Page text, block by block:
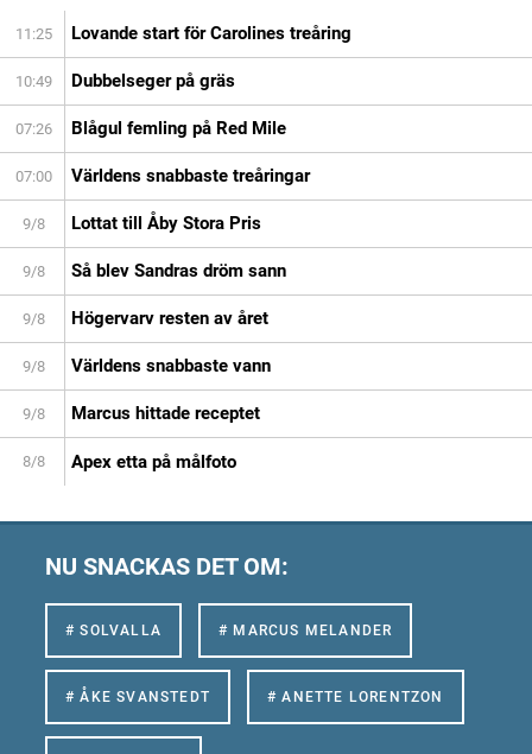
11:25 Lovande start för Carolines treåring
10:49 Dubbelseger på gräs
07:26 Blågul femling på Red Mile
07:00 Världens snabbaste treåringar
9/8 Lottat till Åby Stora Pris
9/8 Så blev Sandras dröm sann
9/8 Högervarv resten av året
9/8 Världens snabbaste vann
9/8 Marcus hittade receptet
8/8 Apex etta på målfoto
NU SNACKAS DET OM:
# SOLVALLA # MARCUS MELANDER
# ÅKE SVANSTEDT # ANETTE LORENTZON